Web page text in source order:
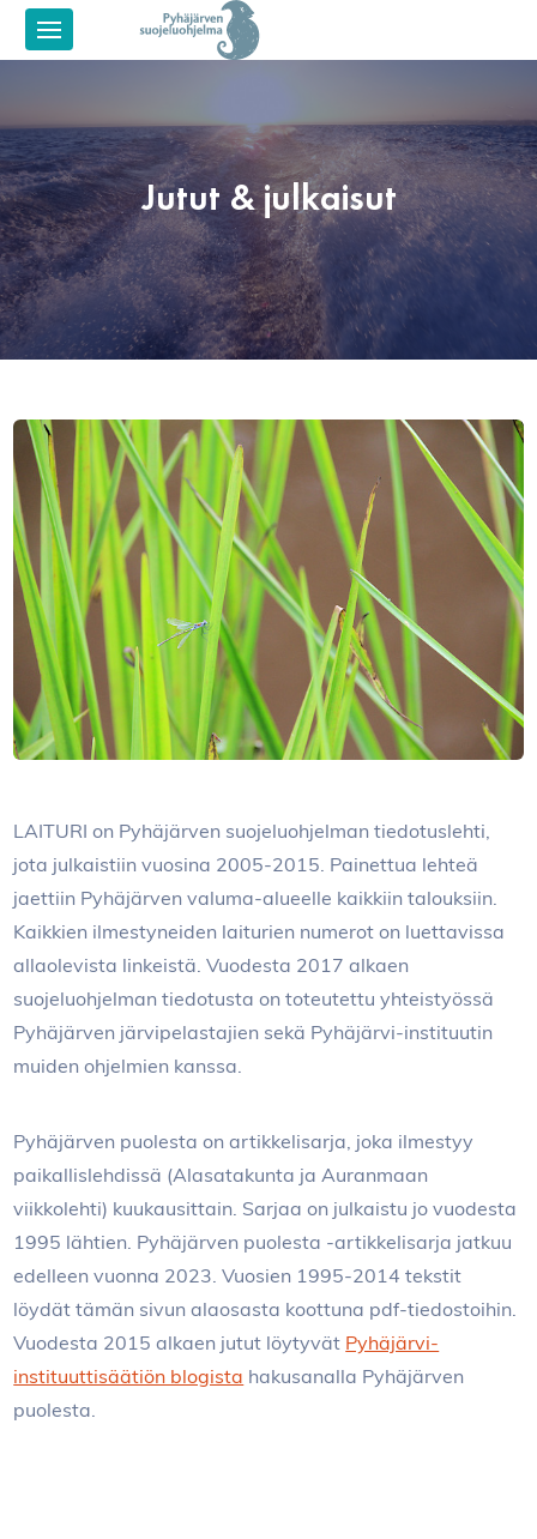
Jutut & julkaisut
LAITURI on Pyhäjärven suojeluohjelman tiedotuslehti,
jota julkaistiin vuosina 2005-2015. Painettua lehteä
jaettiin Pyhäjärven valuma-alueelle kaikkiin talouksiin.
Kaikkien ilmestyneiden laiturien numerot on luettavissa
allaolevista linkeistä. Vuodesta 2017 alkaen
suojeluohjelman tiedotusta on toteutettu yhteistyössä
Pyhäjärven järvipelastajien sekä Pyhäjärvi-instituutin
muiden ohjelmien kanssa.
Pyhäjärven puolesta on artikkelisarja, joka ilmestyy
paikallislehdissä (Alasatakunta ja Auranmaan
viikkolehti) kuukausittain. Sarjaa on julkaistu jo vuodesta
1995 lähtien. Pyhäjärven puolesta -artikkelisarja jatkuu
edelleen vuonna 2023. Vuosien 1995-2014 tekstit
löydät tämän sivun alaosasta koottuna pdf-tiedostoihin.
Vuodesta 2015 alkaen jutut löytyvät Pyhäjärvi-
instituuttisäätiön blogista hakusanalla Pyhäjärven
puolesta.